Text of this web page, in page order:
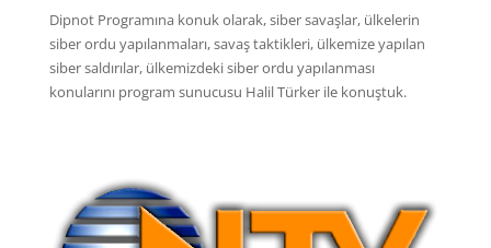
Dipnot Programına konuk olarak, siber savaşlar, ülkelerin
siber ordu yapılanmaları, savaş taktikleri, ülkemize yapılan
siber saldırılar, ülkemizdeki siber ordu yapılanması
konularını program sunucusu Halil Türker ile konuştuk.